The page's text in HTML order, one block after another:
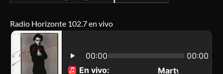
Radio Horizonte 102.7 en vivo